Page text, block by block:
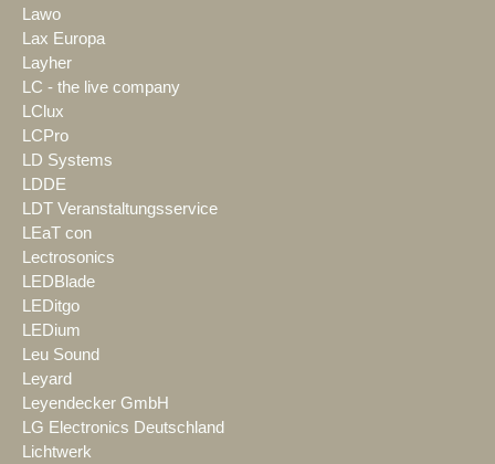
Lawo
Lax Europa
Layher
LC - the live company
LClux
LCPro
LD Systems
LDDE
LDT Veranstaltungsservice
LEaT con
Lectrosonics
LEDBlade
LEDitgo
LEDium
Leu Sound
Leyard
Leyendecker GmbH
LG Electronics Deutschland
Lichtwerk